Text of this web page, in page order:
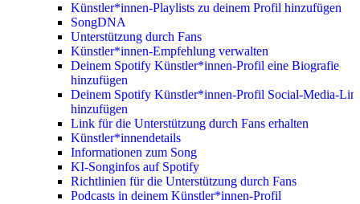
Künstler*innen-Playlists zu deinem Profil hinzufügen
SongDNA
Unterstützung durch Fans
Künstler*innen-Empfehlung verwalten
Deinem Spotify Künstler*innen-Profil eine Biografie
hinzufügen
Deinem Spotify Künstler*innen-Profil Social-Media-
hinzufügen
Link für die Unterstützung durch Fans erhalten
Künstler*innendetails
Informationen zum Song
KI-Songinfos auf Spotify
Richtlinien für die Unterstützung durch Fans
Podcasts in deinem Künstler*innen-Profil